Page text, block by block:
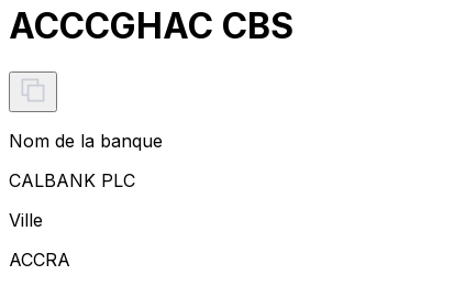
ACCCGHAC CBS
Nom de la banque
CALBANK PLC
Ville
ACCRA